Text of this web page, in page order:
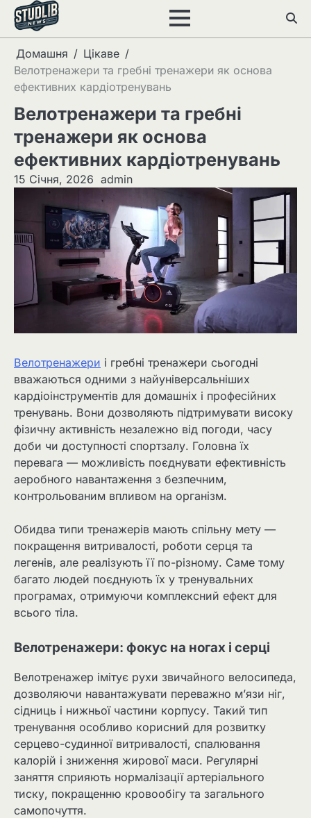
Перейти
вмісту
Домашня
Цікаве
Велотренажери та гребні тренажери як основа
ефективних кардіотренувань
Велотренажери та гребні
тренажери як основа
ефективних кардіотренувань
15 Січня, 2026 admin
Велотренажери і гребні тренажери сьогодні
вважаються одними з найуніверсальніших
кардіоінструментів для домашніх і професійних
тренувань. Вони дозволяють підтримувати високу
фізичну активність незалежно від погоди, часу
доби чи доступності спортзалу. Головна їх
перевага — можливість поєднувати ефективність
аеробного навантаження з безпечним,
контрольованим впливом на організм.
Обидва типи тренажерів мають спільну мету —
покращення витривалості, роботи серця та
легенів, але реалізують її по-різному. Саме тому
багато людей поєднують їх у тренувальних
програмах, отримуючи комплексний ефект для
всього тіла.
Велотренажери: фокус на ногах і серці
Велотренажер імітує рухи звичайного велосипеда,
дозволяючи навантажувати переважно м’язи ніг,
сідниць і нижньої частини корпусу. Такий тип
тренування особливо корисний для розвитку
серцево-судинної витривалості, спалювання
калорій і зниження жирової маси. Регулярні
заняття сприяють нормалізації артеріального
тиску, покращенню кровообігу та загального
самопочуття.